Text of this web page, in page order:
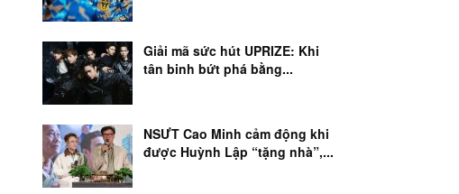
Giải mã sức hút UPRIZE: Khi
tân binh bứt phá bằng...
NSƯT Cao Minh cảm động khi
được Huỳnh Lập “tặng nhà”,...